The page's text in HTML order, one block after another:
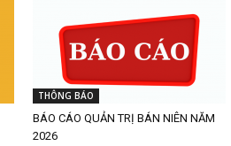
THÔNG BÁO
BÁO CÁO QUẢN TRỊ BÁN NIÊN NĂM
2026